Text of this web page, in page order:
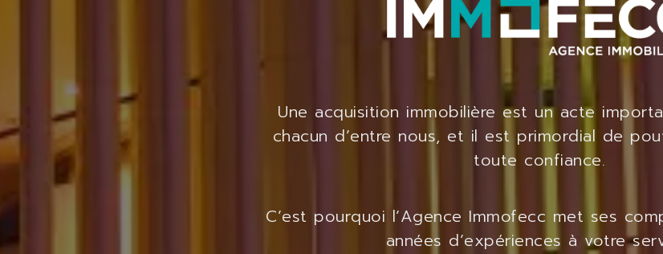
Une acquisition immobilière est un acte
chacun d’entre nous, et il est primordial de
toute confiance.
C’est pourquoi l’Agence Immofecc met ses
années d’expériences à votre